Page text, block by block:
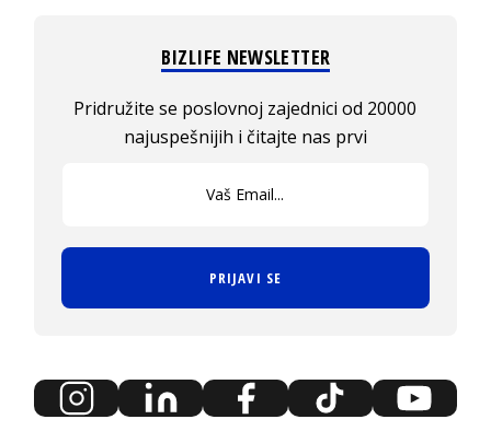
BIZLIFE NEWSLETTER
Pridružite se poslovnoj zajednici od 20000
najuspešnijih i čitajte nas prvi
PRIJAVI SE